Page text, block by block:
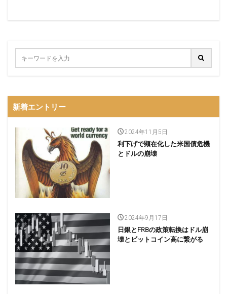
新着エントリー
2024年11月5日
利下げで顕在化した米国債危機
とドルの崩壊
2024年9月17日
日銀とFRBの政策転換はドル崩
壊とビットコイン高に繋がる